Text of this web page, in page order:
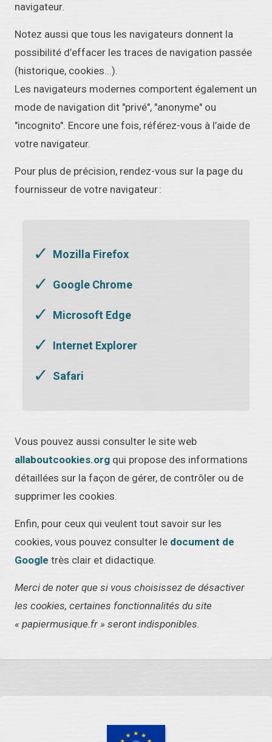
navigateur.
Notez aussi que tous les navigateurs donnent la
possibilité d’effacer les traces de navigation passée
(historique, cookies...).
Les navigateurs modernes comportent également un
mode de navigation dit "privé", "anonyme" ou
"incognito". Encore une fois, référez-vous à l’aide de
votre navigateur.
Pour plus de précision, rendez-vous sur la page du
fournisseur de votre navigateur :
Mozilla Firefox
Google Chrome
Microsoft Edge
Internet Explorer
Safari
Vous pouvez aussi consulter le site web
allaboutcookies.org qui propose des informations
détaillées sur la façon de gérer, de contrôler ou de
supprimer les cookies.
Enfin, pour ceux qui veulent tout savoir sur les
cookies, vous pouvez consulter le document de
Google très clair et didactique.
Merci de noter que si vous choisissez de désactiver
les cookies, certaines fonctionnalités du site
« papiermusique.fr » seront indisponibles.